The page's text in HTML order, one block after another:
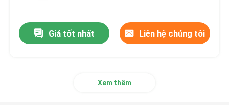
Giá tốt nhất Liên hệ chúng tôi
Xem thêm